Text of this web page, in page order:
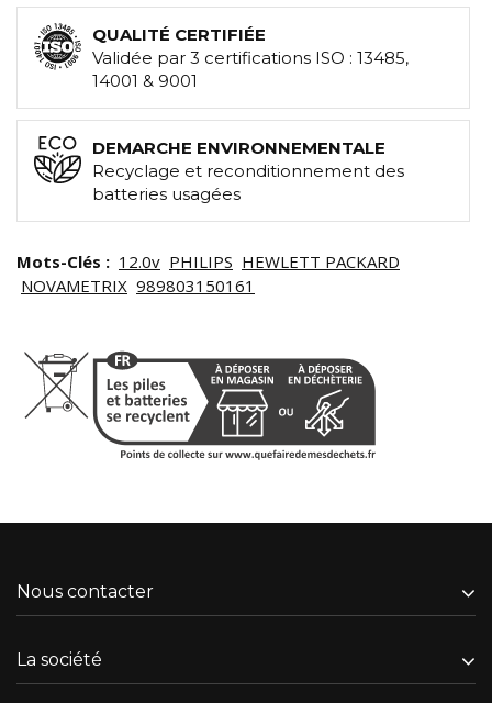
QUALITÉ CERTIFIÉE
Validée par 3 certifications ISO : 13485,
14001 & 9001
DEMARCHE ENVIRONNEMENTALE
Recyclage et reconditionnement des
batteries usagées
Mots-Clés : 12.0v PHILIPS HEWLETT PACKARD
NOVAMETRIX 989803150161
Nous contacter
La société